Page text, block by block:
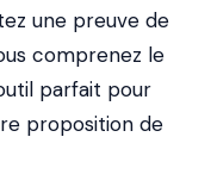
une preuve de
comprenez le
parfait pour
proposition de